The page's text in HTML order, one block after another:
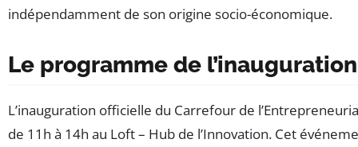
indépendamment de son origine socio-économique.
Le programme de l’inauguration
L’inauguration officielle du Carrefour de
de 11h à 14h au Loft – Hub de l’Innovation. Cet